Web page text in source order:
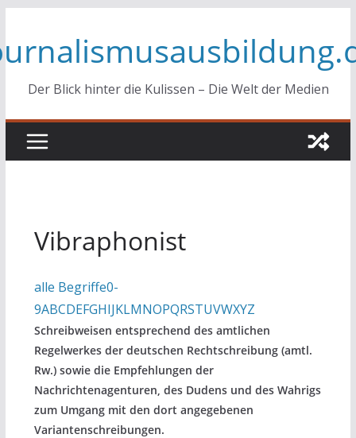
springen
Der Blick hinter die Kulissen – Die Welt der Medien
Vibraphonist
alle Begriffe0-
9ABCDEFGHIJKLMNOPQRSTUVWXYZ
Schreibweisen entsprechend des amtlichen
Regelwerkes der deutschen Rechtschreibung (amtl.
Rw.) sowie die Empfehlungen der
Nachrichtenagenturen, des Dudens und des Wahrigs
zum Umgang mit den dort angegebenen
Variantenschreibungen.